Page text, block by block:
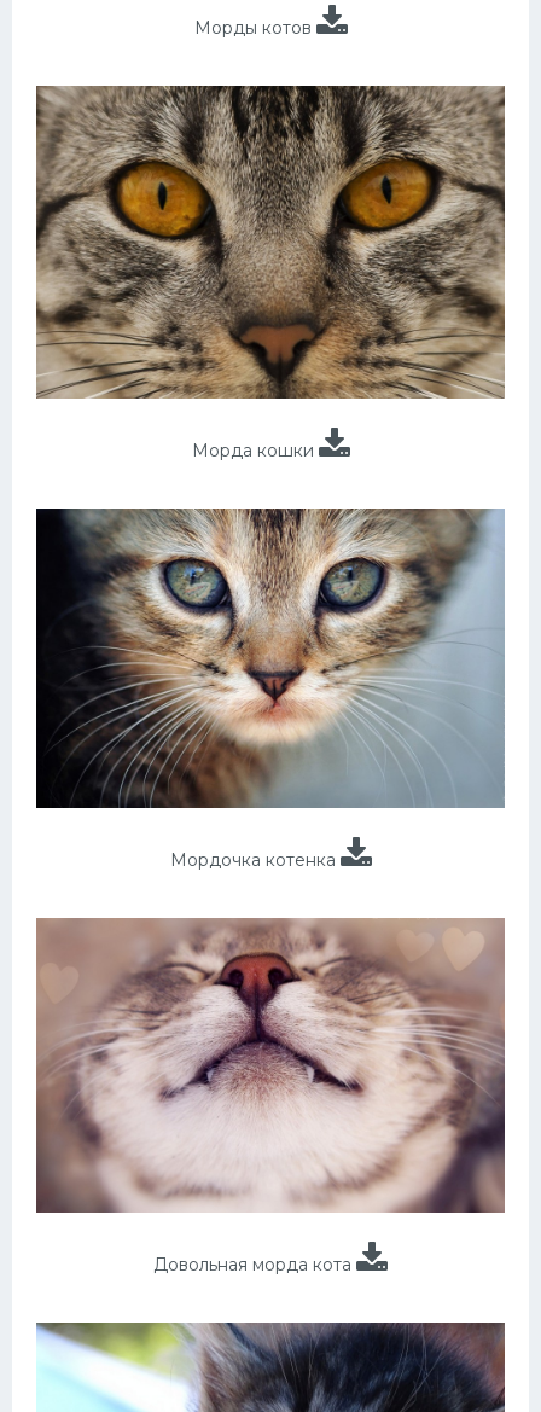
Морды котов
Морда кошки
Мордочка котенка
Довольная морда кота